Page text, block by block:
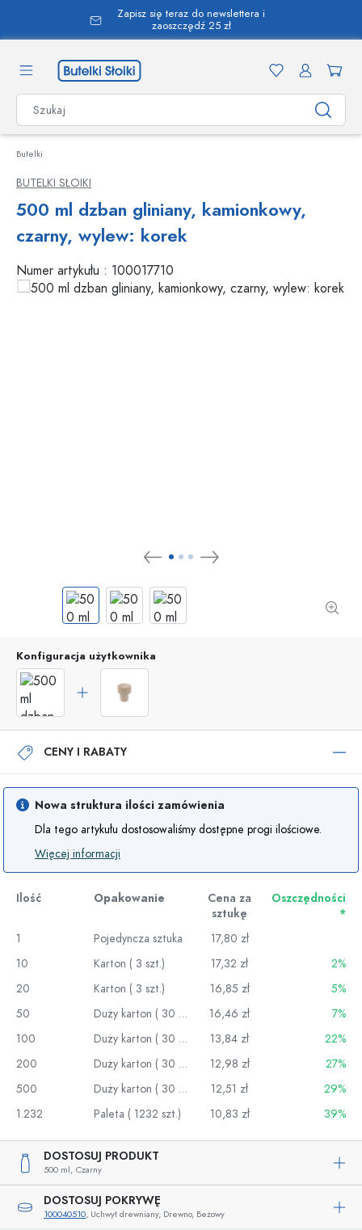
zawartości
Zapisz się teraz do newslettera i
zaoszczędź 25 zł
Butelki
BUTELKI SŁOIKI
500 ml dzban gliniany, kamionkowy,
czarny, wylew: korek
Numer artykułu : 100017710
Konfiguracja użytkownika
CENY I RABATY
Nowa struktura ilości zamówienia
Dla tego artykułu dostosowaliśmy dostępne progi ilościowe.
Więcej informacji
Ilość Opakowanie
Cena za
sztukę
Oszczędności
*
1
Pojedyncza sztuka
17,80 zł
10
Karton ( 3 szt.) 17,32 zł
2%
20
Karton ( 3 szt.) 16,85 zł
5%
50
Duży karton ( 30 szt.) 16,46 zł
7%
100
Duży karton ( 30 szt.) 13,84 zł
22%
200
Duży karton ( 30 szt.) 12,98 zł
27%
500
Duży karton ( 30 szt.) 12,51 zł
29%
1.232
Paleta ( 1232 szt.) 10,83 zł 39%
DOSTOSUJ PRODUKT
500 ml, Czarny
DOSTOSUJ POKRYWĘ
100040510, Uchwyt drewniany, Drewno, Beżowy